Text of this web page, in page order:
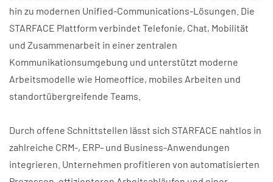
hin zu modernen Unified-Communications-Lösungen. Die
STARFACE Plattform verbindet Telefonie, Chat, Mobilität
und Zusammenarbeit in einer zentralen
Kommunikationsumgebung und unterstützt moderne
Arbeitsmodelle wie Homeoffice, mobiles Arbeiten und
standortübergreifende Teams.
Durch offene Schnittstellen lässt sich STARFACE nahtlos in
zahlreiche CRM-, ERP- und Business-Anwendungen
integrieren. Unternehmen profitieren von automatisierten